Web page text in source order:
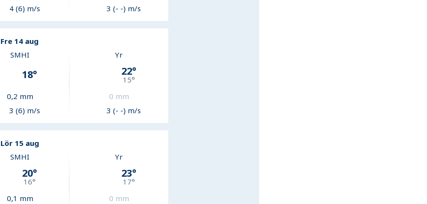
4 (6) m/s
3 (- -) m/s
Fre 14 aug
SMHI
18°
0,2 mm
3 (6) m/s
Yr
22°
15°
0 mm
3 (- -) m/s
Lör 15 aug
SMHI
20°
16°
0,1 mm
Yr
23°
17°
0 mm